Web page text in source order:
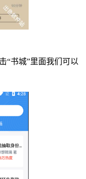
“书城”里面我们可以